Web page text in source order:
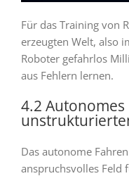
Für das Training von
erzeugten Welt, also
Roboter gefahrlos
aus Fehlern lernen.
4.2 Autonomes
Das autonome
anspruchsvolles Feld